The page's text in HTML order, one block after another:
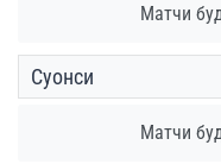
Матчи
Суонси
Матчи